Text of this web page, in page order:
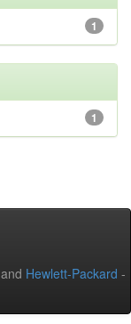
1
1
and Hewlett-Packard -